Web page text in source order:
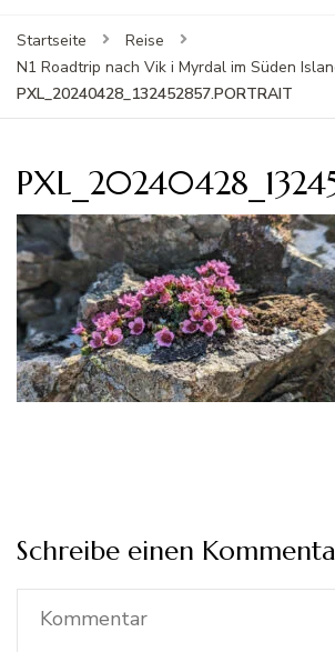
Startseite
Reise
N1 Roadtrip nach Vik i Myrdal im Süden
PXL_20240428_132452857.PORTRAIT
Schreibe einen